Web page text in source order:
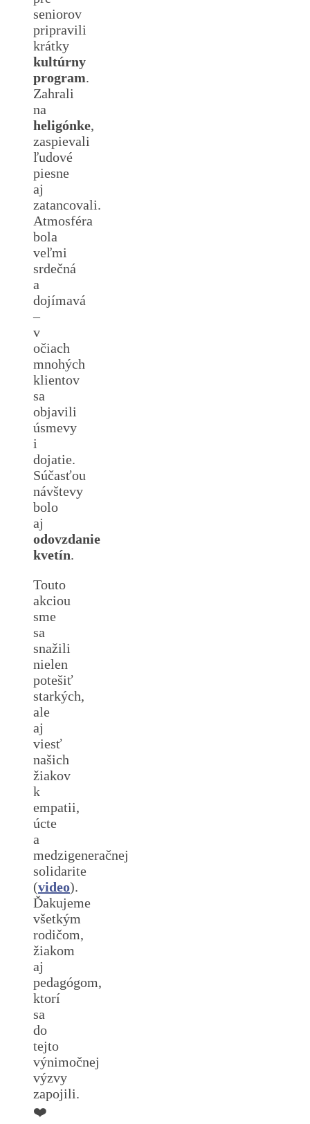
seniorov
pripravili
krátky
kultúrny
program.
Zahrali
na
heligónke,
zaspievali
ľudové
piesne
aj
zatancovali.
Atmosféra
bola
veľmi
srdečná
a
dojímavá
–
v
očiach
mnohých
klientov
sa
objavili
úsmevy
i
dojatie.
Súčasťou
návštevy
bolo
aj
odovzdanie
kvetín.
Touto
akciou
sme
sa
snažili
nielen
potešiť
starkých,
ale
aj
viesť
našich
žiakov
k
empatii,
úcte
a
medzigeneračnej
solidarite
(video).
Ďakujeme
všetkým
rodičom,
žiakom
aj
pedagógom,
ktorí
sa
do
tejto
výnimočnej
výzvy
zapojili.
❤️